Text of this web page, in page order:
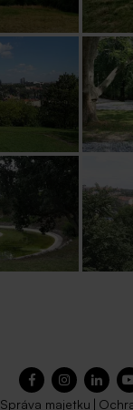
Správa majetku |